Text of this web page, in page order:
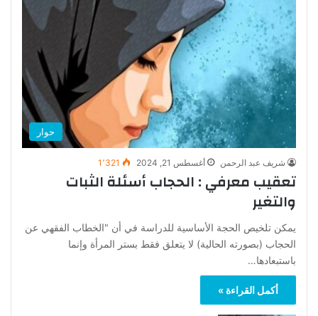
حوار
شريف عبد الرحمن أغسطس 21, 2024 1٬321
تعقيب معرفي : الحجاب أسئلة الثبات
والتغير
يمكن تلخيص الحجة الأساسية للدراسة في أن "الخطاب الفقهي عن
الحجاب (بصورته الحالية) لا يتعلق فقط بستر المرأة وإنما
باستبعادها…
أكمل القراءة »